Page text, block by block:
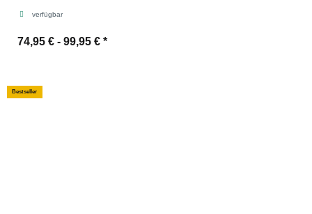
verfügbar
74,95 € - 99,95 € *
Bestseller